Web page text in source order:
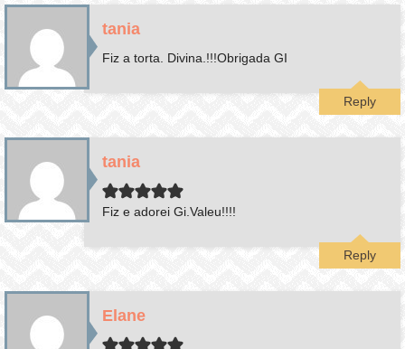
tania
Fiz a torta. Divina.!!!Obrigada GI
Reply
tania
Fiz e adorei Gi.Valeu!!!!
Reply
Elane